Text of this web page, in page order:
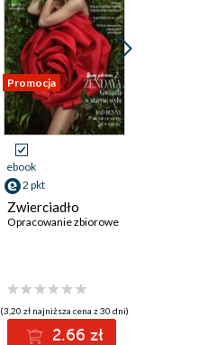
Promocja
ebook
2 pkt
Zwierciadło
Opracowanie zbiorowe
(3,20 zł najniższa cena z 30 dni)
2.66 zł